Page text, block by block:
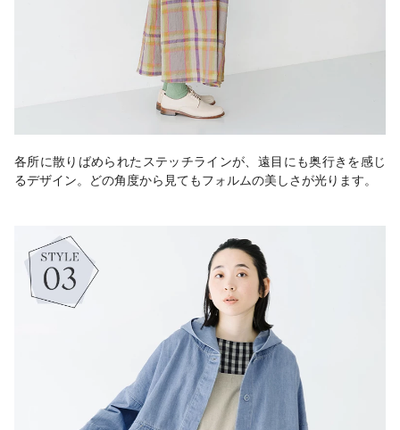
各所に散りばめられたステッチラインが、遠目にも奥行きを感じ
るデザイン。どの角度から見てもフォルムの美しさが光ります。